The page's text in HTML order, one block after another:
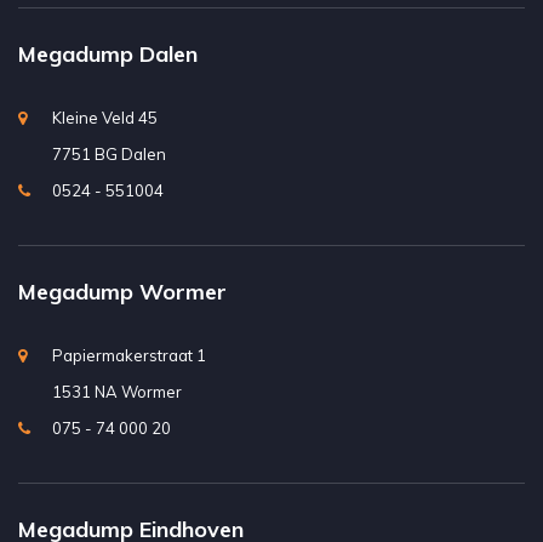
Megadump Dalen
Kleine Veld 45
7751 BG Dalen
0524 - 551004
Megadump Wormer
Papiermakerstraat 1
1531 NA Wormer
075 - 74 000 20
Megadump Eindhoven